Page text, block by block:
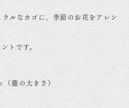
ルなカゴに、季節のお花をアレン
トです。
籠の大きさ）